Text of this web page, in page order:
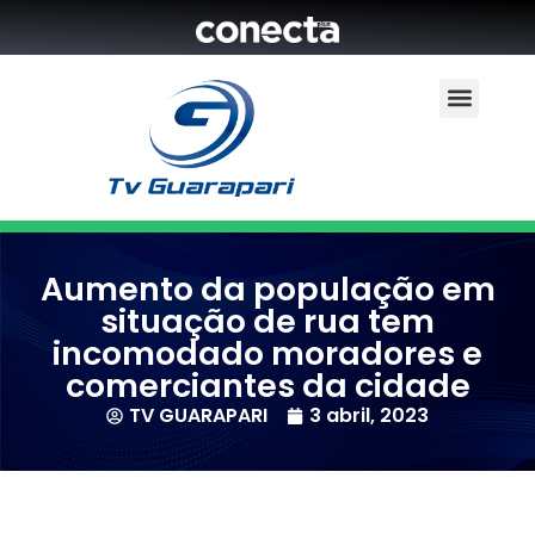
Aumento da população em
situação de rua tem
incomodado moradores e
comerciantes da cidade
TV GUARAPARI 3 abril, 2023